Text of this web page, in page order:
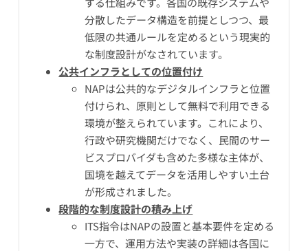
分散したデータ構造を前提としつつ、最
低限の共通ルールを定めるという現実的
な制度設計がなされています。
公共インフラとしての位置付け
NAPは公共的なデジタルインフラと位置
付けられ、原則として無料で利用できる
環境が整えられています。これにより、
行政や研究機関だけでなく、民間のサー
ビスプロバイダも含めた多様な主体が、
国境を越えてデータを活用しやすい土台
が形成されました。
段階的な制度設計の積み上げ
ITS指令はNAPの設置と基本要件を定める
一方で、運用方法や実装の詳細は各国に